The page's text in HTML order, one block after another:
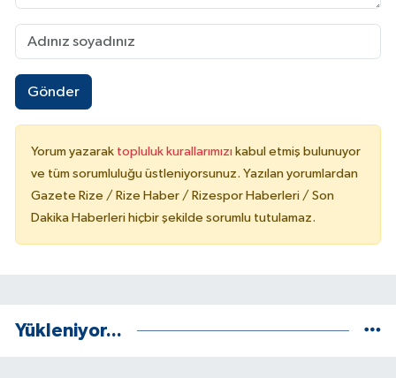
Gönder
Yorum yazarak topluluk kurallarımızı kabul etmiş bulunuyor
ve tüm sorumluluğu üstleniyorsunuz. Yazılan yorumlardan
Gazete Rize / Rize Haber / Rizespor Haberleri / Son
Dakika Haberleri hiçbir şekilde sorumlu tutulamaz.
Yükleniyor...